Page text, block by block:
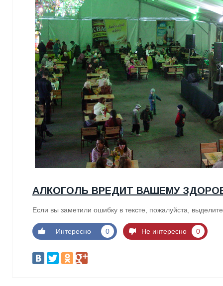
АЛКОГОЛЬ ВРЕДИТ ВАШЕМУ
Если вы заметили ошибку в тексте, пожалуйста,
Интересно 0 Не интересно 0